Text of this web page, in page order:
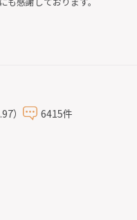
） 6415件